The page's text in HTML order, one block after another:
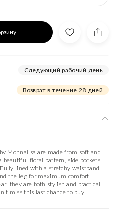
Следующий рабочий день
Возврат в течение 28 дней
Monnalisa are made from soft and
floral pattern, side pockets,
lined with a stretchy waistband,
the leg for maximum comfort.
they are both stylish and practical.
miss this last chance to buy.